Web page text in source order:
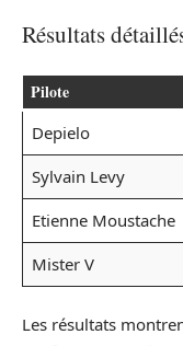
Résultats
Pilote
Depielo
Sylvain Levy
Etienne Moustache
Mister V
Les résultats